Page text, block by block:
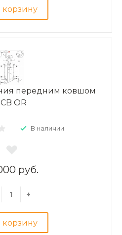
корзину
передним ковшом
OR
В наличии
руб.
+
корзину